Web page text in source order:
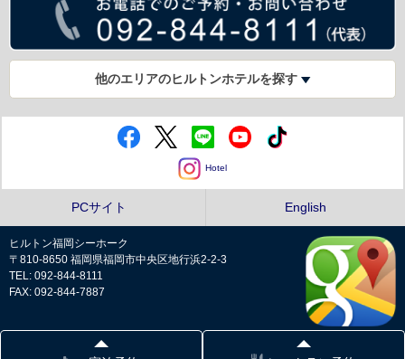
他のエリアのヒルトンホテルを探す
Hotel
PCサイト English
ヒルトン福岡シーホーク
〒810-8650 福岡県福岡市中央区地行浜2-2-3
TEL: 092-844-8111
FAX: 092-844-7887
プライバシーポリシー